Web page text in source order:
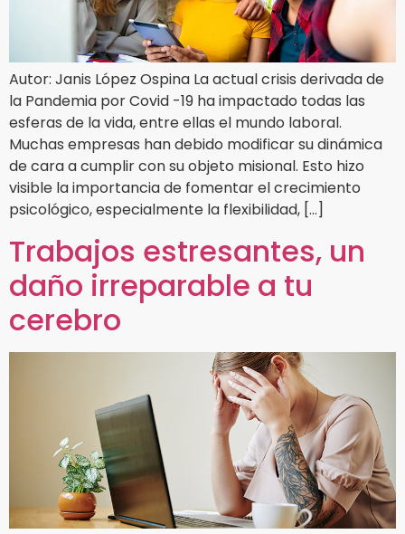
Autor: Janis López Ospina La actual crisis derivada de
la Pandemia por Covid -19 ha impactado todas las
esferas de la vida, entre ellas el mundo laboral.
Muchas empresas han debido modificar su dinámica
de cara a cumplir con su objeto misional. Esto hizo
visible la importancia de fomentar el crecimiento
psicológico, especialmente la flexibilidad, […]
Trabajos estresantes, un
daño irreparable a tu
cerebro